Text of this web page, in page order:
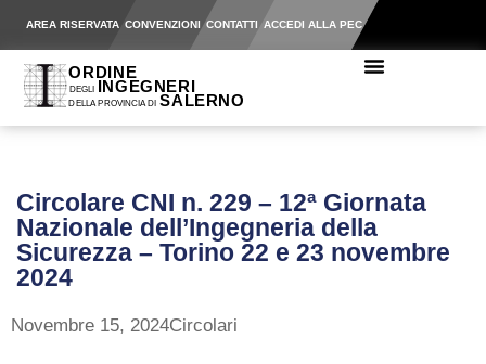
AREA RISERVATA CONVENZIONI CONTATTI ACCEDI ALLA PEC
Circolare CNI n. 229 – 12ª Giornata
Nazionale dell’Ingegneria della
Sicurezza – Torino 22 e 23 novembre
2024
Novembre 15, 2024Circolari